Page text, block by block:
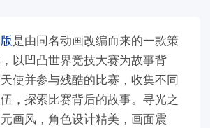
是由同名动画改编而来的一款策
以凹凸世界竞技大赛为故事背
使并参与残酷的比赛，收集不同
，探索比赛背后的故事。寻光之
画风，角色设计精美，画面震